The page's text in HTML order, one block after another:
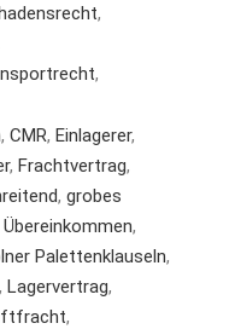
,
,
, CMR, Einlagerer,
, Frachtvertrag,
, grobes
,
Palettenklauseln,
, Lagervertrag,
,